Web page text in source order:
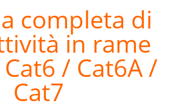
completa di
in rame
/ Cat6A /
Cat7